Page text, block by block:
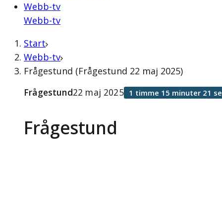
Webb-tv
Webb-tv
Start
Webb-tv
Frågestund (Frågestund 22 maj 2025)
Frågestund
Frågestund22 maj 2025 1 timme 15 minuter 21